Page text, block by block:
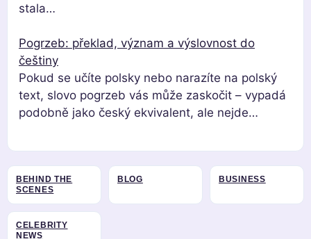
stala…
Pogrzeb: překlad, význam a výslovnost do
češtiny
Pokud se učíte polsky nebo narazíte na polský
text, slovo pogrzeb vás může zaskočit – vypadá
podobně jako český ekvivalent, ale nejde…
BEHIND THE
SCENES
BLOG BUSINESS
CELEBRITY
NEWS